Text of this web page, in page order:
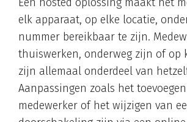
elk apparaat, op elke locatie,
nummer bereikbaar te zijn.
thuiswerken, onderweg zijn of op
zijn allemaal onderdeel van
Aanpassingen zoals het
medewerker of het wijzigen van